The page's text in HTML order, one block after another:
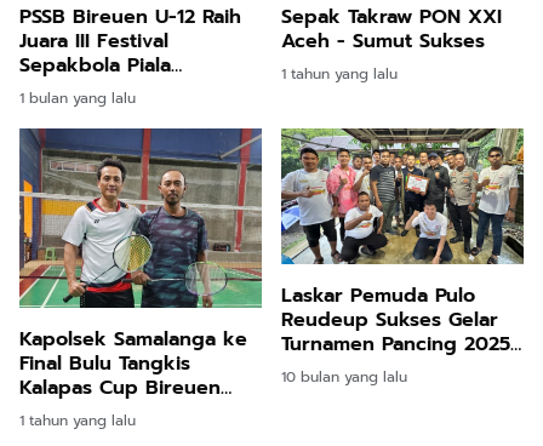
PSSB Bireuen U-12 Raih
Juara III Festival
Sepakbola Piala
Presiden
1 bulan yang lalu
Sepak Takraw PON XXI
Aceh - Sumut Sukses
1 tahun yang lalu
Kapolsek Samalanga ke
Final Bulu Tangkis
Kalapas Cup Bireuen
2025
1 tahun yang lalu
Laskar Pemuda Pulo
Reudeup Sukses Gelar
Turnamen Pancing 2025
di DAS Peusangan
10 bulan yang lalu